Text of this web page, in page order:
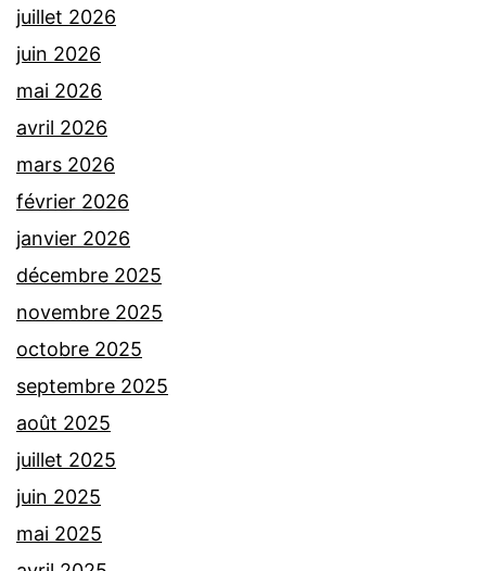
juillet 2026
juin 2026
mai 2026
avril 2026
mars 2026
février 2026
janvier 2026
décembre 2025
novembre 2025
octobre 2025
septembre 2025
août 2025
juillet 2025
juin 2025
mai 2025